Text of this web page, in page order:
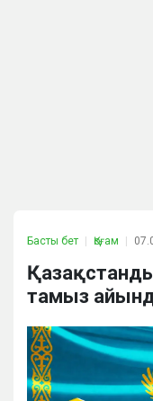
Басты бет Қоғам
тамыз